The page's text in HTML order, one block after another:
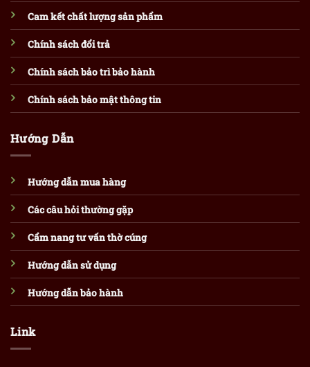
Cam kết chất lượng sản phẩm
Chính sách đổi trả
Chính sách bảo trì bảo hành
Chính sách bảo mật thông tin
Hướng Dẫn
Hướng dẫn mua hàng
Các câu hỏi thường gặp
Cẩm nang tư vấn thờ cúng
Hướng dẫn sử dụng
Hướng dẫn bảo hành
Link